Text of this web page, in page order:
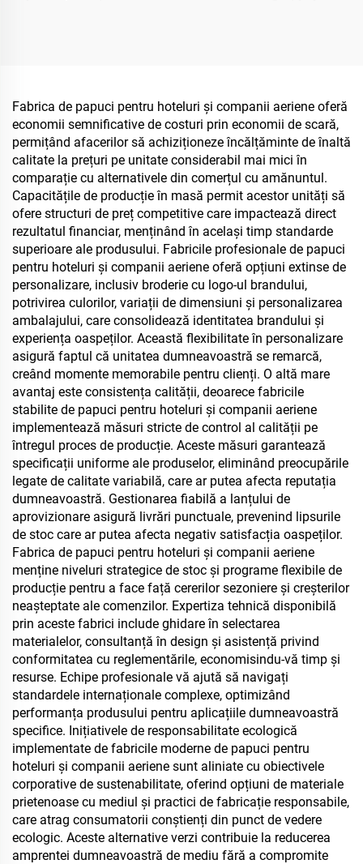
Fabrica de papuci pentru hoteluri și companii aeriene oferă
economii semnificative de costuri prin economii de scară,
permițând afacerilor să achiziționeze încălțăminte de înaltă
calitate la prețuri pe unitate considerabil mai mici în
comparație cu alternativele din comerțul cu amănuntul.
Capacitățile de producție în masă permit acestor unități să
ofere structuri de preț competitive care impactează direct
rezultatul financiar, menținând în același timp standarde
superioare ale produsului. Fabricile profesionale de papuci
pentru hoteluri și companii aeriene oferă opțiuni extinse de
personalizare, inclusiv broderie cu logo-ul brandului,
potrivirea culorilor, variații de dimensiuni și personalizarea
ambalajului, care consolidează identitatea brandului și
experiența oaspeților. Această flexibilitate în personalizare
asigură faptul că unitatea dumneavoastră se remarcă,
creând momente memorabile pentru clienți. O altă mare
avantaj este consistența calității, deoarece fabricile
stabilite de papuci pentru hoteluri și companii aeriene
implementează măsuri stricte de control al calității pe
întregul proces de producție. Aceste măsuri garantează
specificații uniforme ale produselor, eliminând preocupările
legate de calitate variabilă, care ar putea afecta reputația
dumneavoastră. Gestionarea fiabilă a lanțului de
aprovizionare asigură livrări punctuale, prevenind lipsurile
de stoc care ar putea afecta negativ satisfacția oaspeților.
Fabrica de papuci pentru hoteluri și companii aeriene
menține niveluri strategice de stoc și programe flexibile de
producție pentru a face față cererilor sezoniere și creșterilor
neașteptate ale comenzilor. Expertiza tehnică disponibilă
prin aceste fabrici include ghidare în selectarea
materialelor, consultanță în design și asistență privind
conformitatea cu reglementările, economisindu-vă timp și
resurse. Echipe profesionale vă ajută să navigați
standardele internaționale complexe, optimizând
performanța produsului pentru aplicațiile dumneavoastră
specifice. Inițiativele de responsabilitate ecologică
implementate de fabricile moderne de papuci pentru
hoteluri și companii aeriene sunt aliniate cu obiectivele
corporative de sustenabilitate, oferind opțiuni de materiale
prietenoase cu mediul și practici de fabricație responsabile,
care atrag consumatorii conștienți din punct de vedere
ecologic. Aceste alternative verzi contribuie la reducerea
amprentei dumneavoastră de mediu fără a compromite